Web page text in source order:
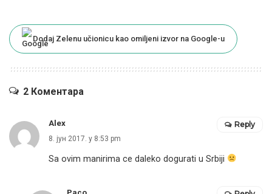
Dodaj Zelenu učionicu kao omiljeni izvor na Google-u
2 Коментара
Alex
8. јун 2017. у 8:53 pm
Sa ovim manirima ce daleko dogurati u Srbiji
Reply